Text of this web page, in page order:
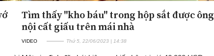
Tìm thấy "kho báu" trong hộp sắt được ông
nội cất giấu trên mái nhà
VIDEO Thứ 5, 22/06/2023 | 14:38